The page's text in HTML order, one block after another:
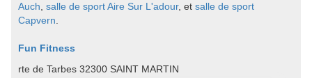
Auch salle de sport Aire Sur L'adour, et salle de sport
Capvern
Fun Fitness
rte de Tarbes 32300 SAINT MARTIN